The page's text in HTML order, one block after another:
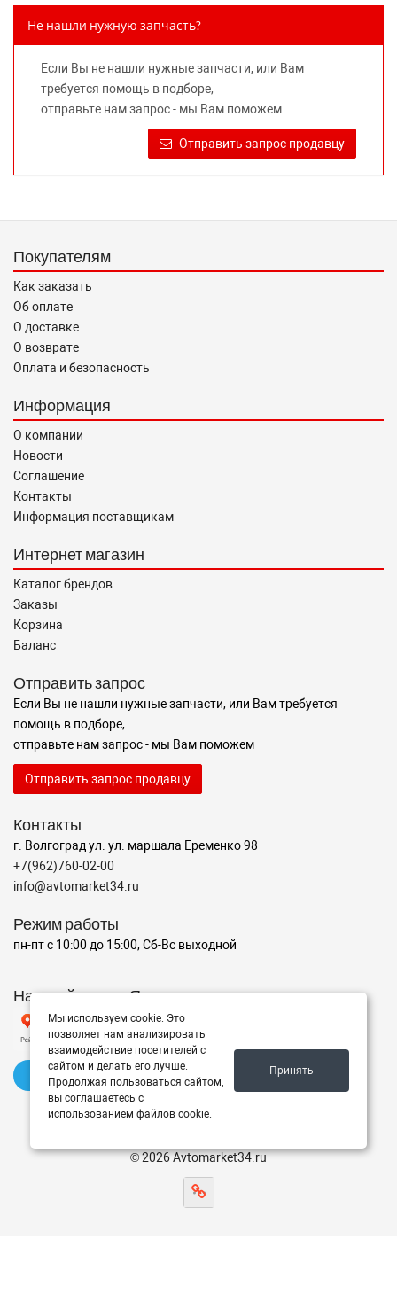
предлагаемых к продаже запасных частей для
правообладателей указанных товарных знаков.
Требование предоставлять покупателю необходимую и
достоверную информацию о товаре, предлагаемом к
продаже, обеспечивающую возможность их правильного
выбора возложено на продавца (изготовителя) Законом
«О защите прав потребителей».
Не нашли нужную запчасть?
Если Вы не нашли нужные запчасти, или Вам
требуется помощь в подборе,
отправьте нам запрос - мы Вам поможем.
Отправить запрос продавцу
Покупателям
Как заказать
Об оплате
О доставке
О возврате
Оплата и безопасность
Информация
О компании
Новости
Соглашение
Контакты
Информация поставщикам
Интернет магазин
Каталог брендов
Заказы
Корзина
Баланс
Отправить запрос
Если Вы не нашли нужные запчасти, или Вам требуется
помощь в подборе,
отправьте нам запрос - мы Вам поможем
Отправить запрос продавцу
Контакты
г. Волгоград ул. ул. маршала Еременко 98
+7(962)760-02-00
info@avtomarket34.ru
Режим работы
пн-пт с 10:00 до 15:00, Сб-Вс выходной
Наш рейтинг на Яндексе
✍️ Оставить отзыв
© 2026 Avtomarket34.ru
Мы используем cookie. Это
позволяет нам анализировать
взаимодействие посетителей с
сайтом и делать его лучше.
Продолжая пользоваться сайтом,
вы соглашаетесь с
использованием файлов cookie.
Принять